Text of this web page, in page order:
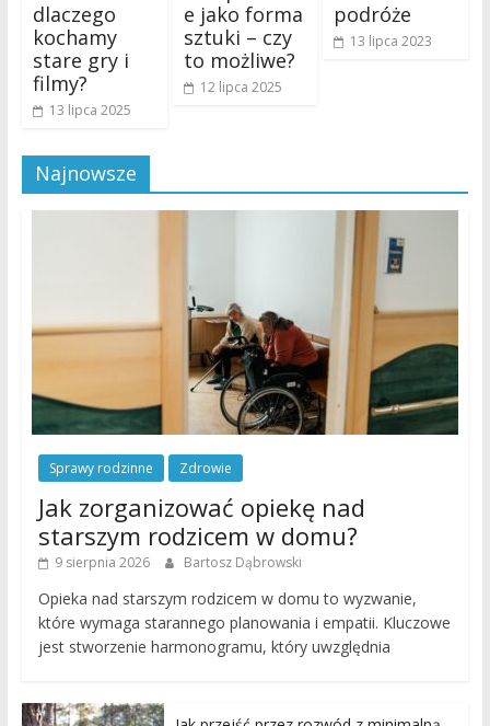
dlaczego
kochamy
stare gry i
filmy?
13 lipca 2025
e jako forma
sztuki – czy
to możliwe?
12 lipca 2025
podróże
13 lipca 2023
Najnowsze
Sprawy rodzinne Zdrowie
Jak zorganizować opiekę nad
starszym rodzicem w domu?
9 sierpnia 2026 Bartosz Dąbrowski
Opieka nad starszym rodzicem w domu to wyzwanie,
które wymaga starannego planowania i empatii. Kluczowe
jest stworzenie harmonogramu, który uwzględnia